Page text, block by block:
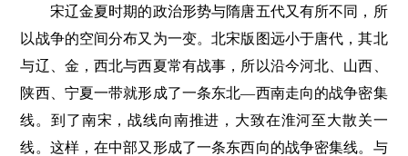
宋辽金夏时期的政治形势与隋唐五代又有所不同，所
以战争的空间分布又为一变。北宋版图远小于唐代，其北
与辽、金，西北与西夏常有战事，所以沿今河北、山西、
陕西、宁夏一带就形成了一条东北—西南走向的战争密集
线。到了南宋，战线向南推进，大致在淮河至大散关一
线。这样，在中部又形成了一条东西向的战争密集线。与